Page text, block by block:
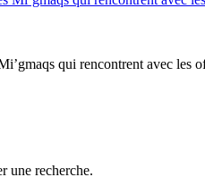
qui rencontrent avec
une recherche.